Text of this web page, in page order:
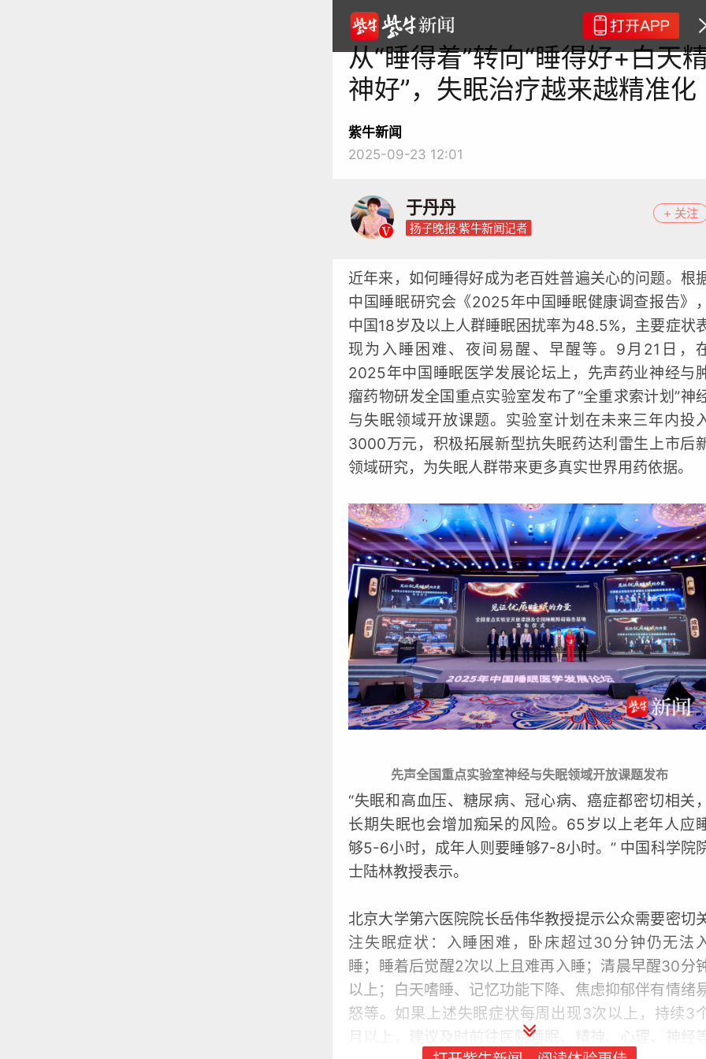
从“睡得着”转向“睡得好+白天
神好”，失眠治疗越来越精准化
紫牛新闻
2025-09-23 12:01
于丹丹
扬子晚报·紫牛新闻记者
+ 关注
近年来，如何睡得好成为老百姓普遍关心的问题。根
中国睡眠研究会《2025年中国睡眠健康调查报告》，
中国18岁及以上人群睡眠困扰率为48.5%，主要症状
现为入睡困难、夜间易醒、早醒等。9月21日，
2025年中国睡眠医学发展论坛上，先声药业神经与
瘤药物研发全国重点实验室发布了“全重求索计划”神
与失眠领域开放课题。实验室计划在未来三年内投
3000万元，积极拓展新型抗失眠药达利雷生上市后
领域研究，为失眠人群带来更多真实世界用药依据。
先声全国重点实验室神经与失眠领域开放课题发布
“失眠和高血压、糖尿病、冠心病、癌症都密切相关，
长期失眠也会增加痴呆的风险。65岁以上老年人应
够5-6小时，成年人则要睡够7-8小时。” 中国科学院
士陆林教授表示。
北京大学第六医院院长岳伟华教授提示公众需要密切
注失眠症状：入睡困难，卧床超过30分钟仍无法
睡；睡着后觉醒2次以上且难再入睡；清晨早醒30分
以上；白天嗜睡、记忆功能下降、焦虑抑郁伴有情绪
怒等。如果上述失眠症状每周出现3次以上，持续3
月以上，建议及时前往医院睡眠、精神、心理、神经